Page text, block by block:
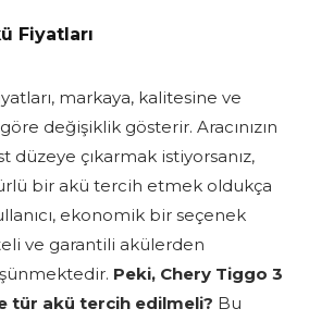
Fiyatları
markaya, kalitesine ve
değişiklik gösterir. Aracınızın
düzeye çıkarmak istiyorsanız,
bir akü tercih etmek oldukça
ekonomik bir seçenek
ve garantili akülerden
Peki, Chery Tiggo 3
tür akü tercih edilmeli? Bu